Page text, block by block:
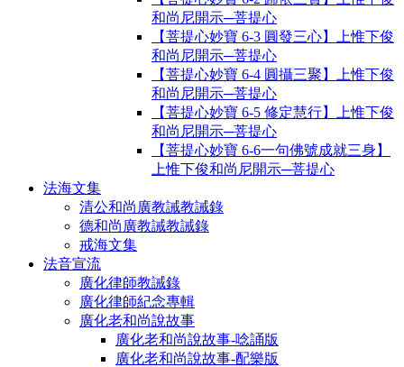
和尚尼開示─菩提心
【菩提心妙寶 6-3 圓發三心】上惟下俊
和尚尼開示─菩提心
【菩提心妙寶 6-4 圓攝三聚】上惟下俊
和尚尼開示─菩提心
【菩提心妙寶 6-5 修定慧行】上惟下俊
和尚尼開示─菩提心
【菩提心妙寶 6-6一句佛號成就三身】
上惟下俊和尚尼開示─菩提心
法海文集
清公和尚廣教誡教誡錄
德和尚廣教誡教誡錄
戒海文集
法音宣流
廣化律師教誡錄
廣化律師紀念專輯
廣化老和尚說故事
廣化老和尚說故事-唸誦版
廣化老和尚說故事-配樂版